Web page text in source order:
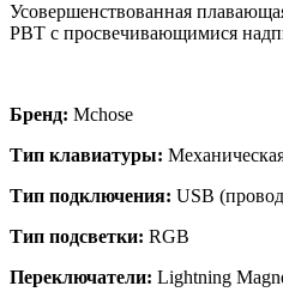
Усовершенствованная
PBT с просвечивающимися
Бренд: Mchose
Тип клавиатуры:
Тип подключения: USB
Тип подсветки: RGB
Переключатели: Lightning